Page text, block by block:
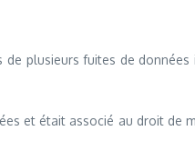
plusieurs fuites de
et était associé au droit de